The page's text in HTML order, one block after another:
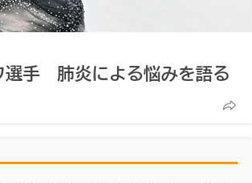
選手 肺炎による悩みを語る